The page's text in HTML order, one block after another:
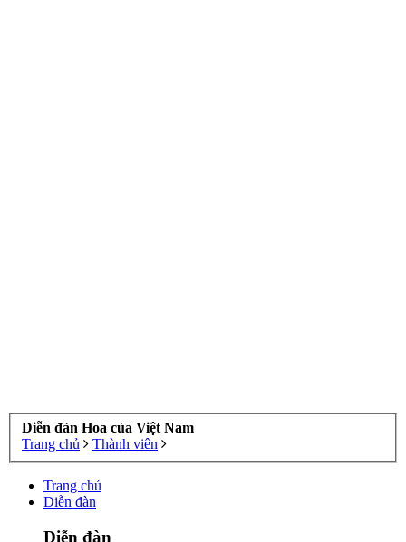
Diễn đàn Hoa của Việt Nam
Trang chủ
Thành viên
Trang chủ
Diễn đàn
Diễn đàn